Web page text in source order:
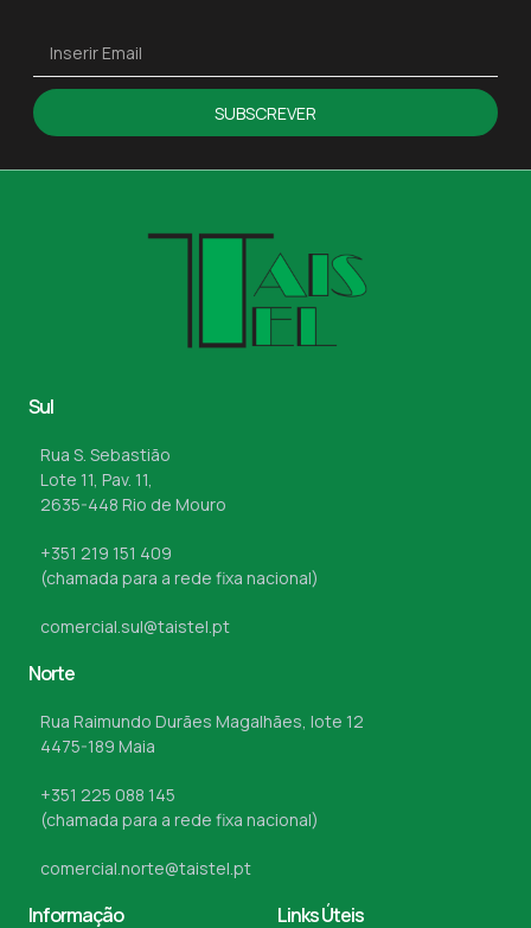
SUBSCREVER
Sul
Rua S. Sebastião
Lote 11, Pav. 11,
2635-448 Rio de Mouro
+351 219 151 409
(chamada para a rede fixa nacional)
comercial.sul@taistel.pt
Norte
Rua Raimundo Durães Magalhães, lote 12
4475-189 Maia
+351 225 088 145
(chamada para a rede fixa nacional)
comercial.norte@taistel.pt
Informação Links Úteis